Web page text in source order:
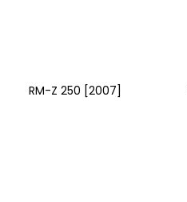
RM-Z 250 [2007]